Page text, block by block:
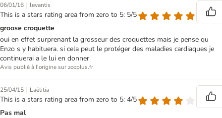
06/01/16 | levantis
This is a stars rating area from zero to 5: 5/5
groose croquette
oui en effet surprenant la grosseur des croquettes mais je pense qu
Enzo s y habituera. si cela peut le protéger des maladies cardiaques je
continuerai a le lui en donner
Avis publié à l'origine sur zooplus.fr
25/04/15 | Laëtitia
This is a stars rating area from zero to 5: 4/5
Pas mal